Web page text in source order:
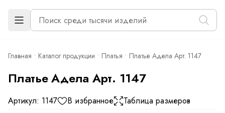
Главная Каталог продукции Платья Платье Адела Арт. 1147
Платье Адела Арт. 1147
Артикул: 1147 В избранное Таблица размеров